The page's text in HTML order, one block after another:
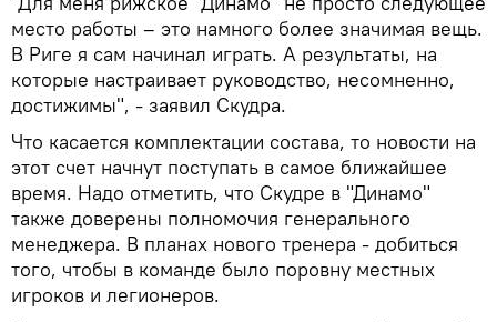
место работы – это намного более значимая вещь.
В Риге я сам начинал играть. А результаты, на
которые настраивает руководство, несомненно,
достижимы", - заявил Скудра.
Что касается комплектации состава, то новости на
этот счет начнут поступать в самое ближайшее
время. Надо отметить, что Скудре в "Динамо"
также доверены полномочия генерального
менеджера. В планах нового тренера - добиться
того, чтобы в команде было поровну местных
игроков и легионеров.